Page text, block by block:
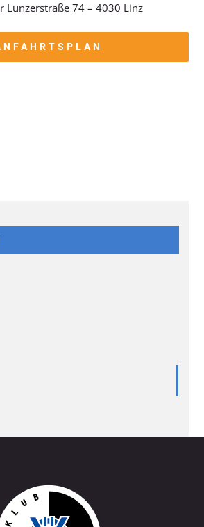
Lunzerstraße 74 – 4030 Linz